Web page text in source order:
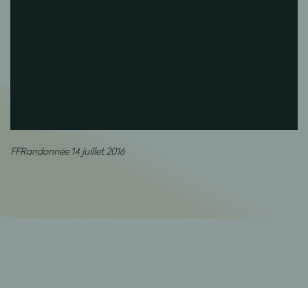
FFRandonnée 14 juillet 2016